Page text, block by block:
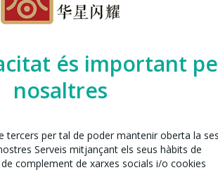
és important
nosaltres
tercers per tal de poder mantenir oberta la
Serveis mitjançant els seus hàbits de
complement de xarxes socials i/o cookies
amb: